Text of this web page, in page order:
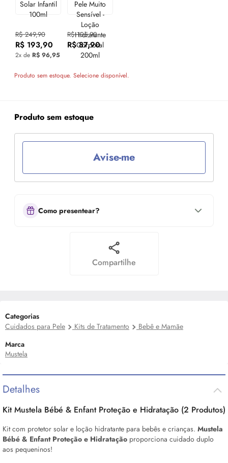
R$ 249,90
R$ 193,90
2x de R$ 96,95
R$ 105,90
R$ 87,90
Produto sem estoque. Selecione disponível.
Produto sem estoque
Avise-me
Como presentear?
Compartilhe
Categorias
Cuidados para Pele
Kits de Tratamento
Bebê e Mamãe
Marca
Mustela
Detalhes
Kit Mustela Bébé & Enfant Proteção e Hidratação (2 Produtos)
Kit com protetor solar e loção hidratante para bebês e crianças. Mustela
Bébé & Enfant Proteção e Hidratação proporciona cuidado duplo
aos pequeninos!